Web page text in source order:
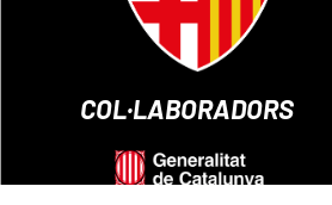
COL·LABORADORS